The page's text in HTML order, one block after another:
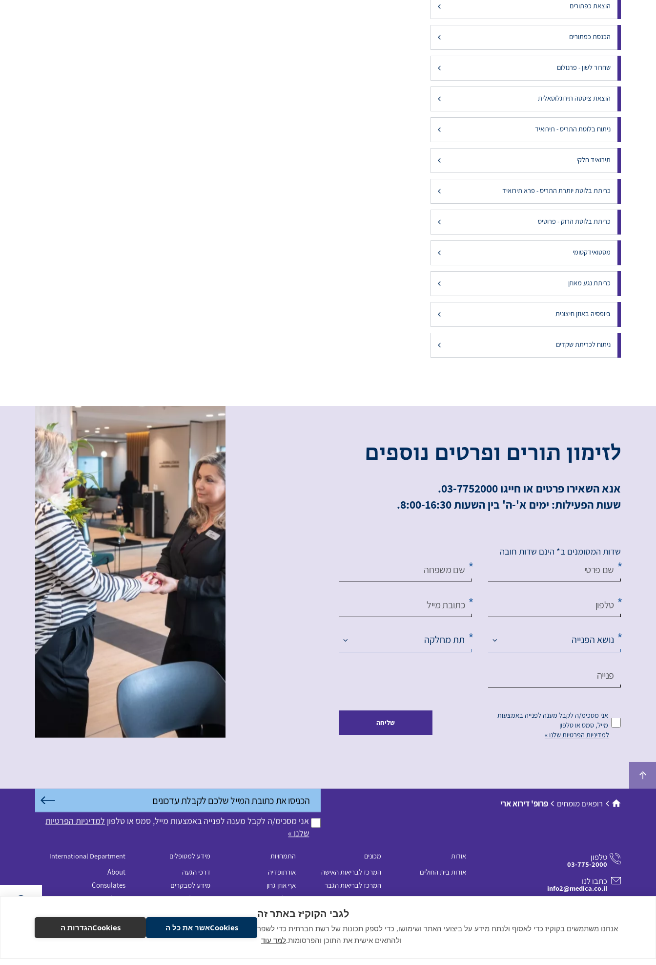
לגבי הקוקיז באתר זה
אנחנו משתמשים בקוקיז כדי לאסוף ולנתח מידע על ביצועי האתר ושימושו, כדי לספק תכונות של רשת חברתית כדי לשפר
ולהתאים אישית את התוכן והפרסומות.למד עוד
Cookiesאשר את כל ה Cookiesהגדרות ה
הוצאת כפתורים
הכנסת כפתורים
שחרור לשון - פרנולום
הוצאת ציסטה תירוגלוסאלית
ניתוח בלוטת התריס - תירואיד
תירואיד חלקי
כריתת בלוטת יותרת התריס - פרא תירואיד
כריתת בלוטת הרוק - פרוטיס
מסטואידקטומי
כריתת נגע מאוזן
ביופסיה באוזן חיצונית
ניתוח לכריתת שקדים
לזימון תורים ופרטים נוספים
אנא השאירו פרטים או חייגו 03-7752000.
שעות הפעילות: ימים א'-ה' בין השעות 8:00-16:30.
שדות המסומנים ב* הינם שדות חובה
שם פרטי שם משפחה
טלפון כתובת מייל
נושא הפנייה תת מחלקה
פנייה
אני מסכימ/ה לקבל מענה לפנייה באמצעות
מייל, סמס או טלפון
למדיניות הפרטיות שלנו »
שליחה
אני מסכימ/ה לקבל מענה לפנייה באמצעות מייל, סמס או טלפון למדיניות הפרטיות
שלנו »
רופאים מומחים פרופ' דירוא ארי
טלפון
03-775-2000
כתבו לנו
info2@medica.co.il
אודות
אודות בית החולים
מכונים
המרכז לבריאות האישה
המרכז לבריאות הגבר
המכון האנדוסקופי
התמחויות
אורתופדיה
אף אוזן גרון
אורולוגיה
כירורגיה כללית
פלסטיקה
מידע למטופלים
דרכי הגעה
מידע למבקרים
בקשה למסמכים רפואיים
International Department
About
Consulates
outpatients